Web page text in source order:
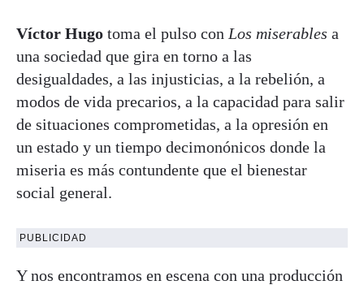
Víctor Hugo toma el pulso con Los miserables a
una sociedad que gira en torno a las
desigualdades, a las injusticias, a la rebelión, a
modos de vida precarios, a la capacidad para salir
de situaciones comprometidas, a la opresión en
un estado y un tiempo decimonónicos donde la
miseria es más contundente que el bienestar
social general.
PUBLICIDAD
Y nos encontramos en escena con una producción